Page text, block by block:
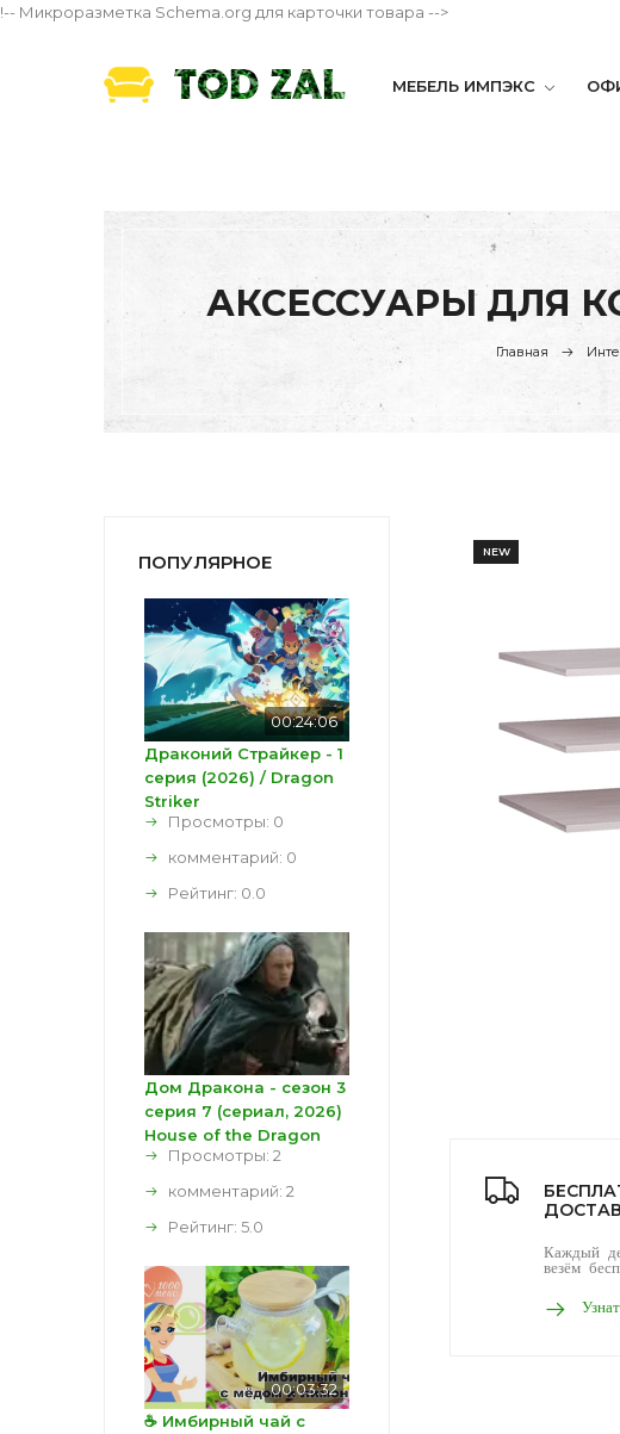
!-- Микроразметка Schema.org для карточки товара -->
МЕБЕЛЬ ИМПЭКС
АКСЕССУАРЫ ДЛЯ
Главная
NEW
Каждый
везём
ПОПУЛЯРНОЕ
00:24:06
Драконий Страйкер - 1
серия (2026) / Dragon
Striker
Просмотры: 0
комментарий: 0
Рейтинг: 0.0
Дом Дракона - сезон 3
серия 7 (сериал, 2026)
House of the Dragon
Просмотры: 2
комментарий: 2
Рейтинг: 5.0
00:03:32
☕ Имбирный чай с